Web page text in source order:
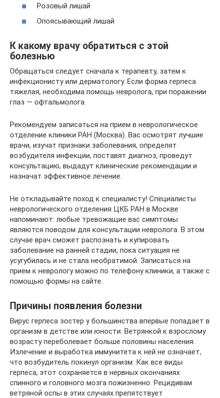
Розовый лишай
Опоясывающий лишай
К какому врачу обратиться с этой
болезнью
Обращаться следует сначала к терапевту, затем к
инфекционисту или дерматологу. Если форма герпеса
тяжелая, необходима помощь невролога, при поражении
глаз — офтальмолога.
Рекомендуем записаться на прием в неврологическое
отделение клиники РАН (Москва). Вас осмотрят лучшие
врачи, изучат признаки заболевания, определят
возбудителя инфекции, поставят диагноз, проведут
консультацию, выдадут клинические рекомендации и
назначат эффективное лечение.
Не откладывайте поход к специалисту! Специалисты
неврологического отделения ЦКБ РАН в Москве
напоминают: любые тревожащие вас симптомы
являются поводом для консультации невролога. В этом
случае врач сможет распознать и купировать
заболевание на ранней стадии, пока ситуация не
усугубилась и не стала необратимой. Записаться на
прием к неврологу можно по телефону клиники, а также с
помощью формы на сайте.
Причины появления болезни
Вирус герпеса зостер у большинства впервые попадает в
организм в детстве или юности. Ветрянкой к взрослому
возрасту переболевает больше половины населения.
Излечение и выработка иммунитета к ней не означает,
что возбудитель покинул организм. Как все виды
герпеса, этот сохраняется в нервных окончаниях
спинного и головного мозга пожизненно. Рецидивам
ветряной оспы в этих случаях препятствует